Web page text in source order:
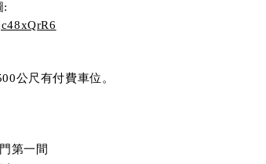
:
公尺有付費車位。
第一間